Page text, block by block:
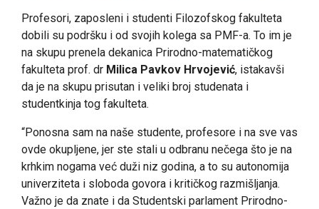
Profesori, zaposleni i studenti Filozofskog fakulteta
dobili su podršku i od svojih kolega sa PMF-a. To im je
na skupu prenela dekanica Prirodno-matematičkog
fakulteta prof. dr Milica Pavkov Hrvojević, istakavši
da je na skupu prisutan i veliki broj studenata i
studentkinja tog fakulteta.
“Ponosna sam na naše studente, profesore i na sve vas
ovde okupljene, jer ste stali u odbranu nečega što je na
krhkim nogama već duži niz godina, a to su autonomija
univerziteta i sloboda govora i kritičkog razmišljanja.
Važno je da znate i da Studentski parlament Prirodno-